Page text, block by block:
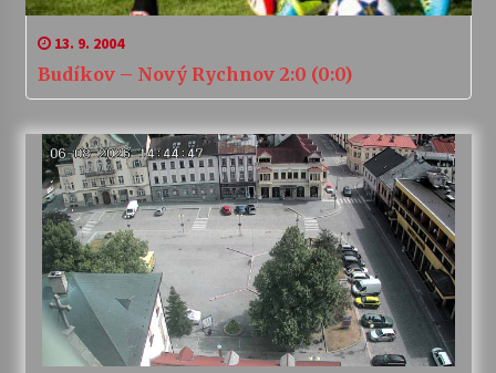
13. 9. 2004
Budíkov – Nový Rychnov 2:0 (0:0)